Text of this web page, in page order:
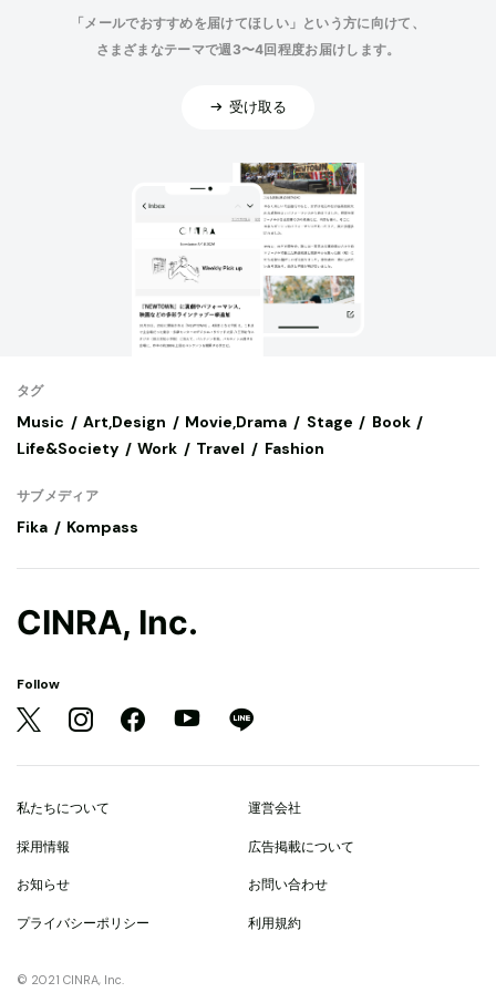
「メールでおすすめを届けてほしい」という方に向けて、
さまざまなテーマで週3〜4回程度お届けします。
受け取る
タグ
Music Art,Design Movie,Drama Stage
Book
Life&Society
Work Travel Fashion
サブメディア
Fika Kompass
CINRA, Inc.
Follow
私たちについて 運営会社
採用情報 広告掲載について
お知らせ お問い合わせ
プライバシーポリシー 利用規約
© 2021 CINRA, Inc.